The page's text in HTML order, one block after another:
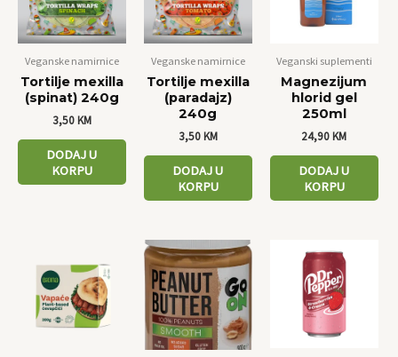
Veganske namirnice
Tortilje mexilla
(spinat) 240g
3,50KM
DODAJ U
KORPU
Veganske namirnice
Tortilje mexilla
(paradajz)
240g
3,50KM
DODAJ U
KORPU
Veganski suplementi
Magnezijum
hlorid gel
250ml
24,90KM
DODAJ U
KORPU